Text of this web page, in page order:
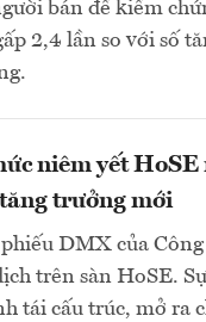
bán để kiểm
2,4 lần so với số
niêm yết HoSE
trưởng mới
DMX của
trên sàn HoSE.
tái cấu trúc, mở ra